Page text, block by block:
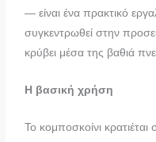
— είναι ένα πρακτικό
συγκεντρωθεί στην
κρύβει μέσα της βαθιά
Η βασική χρήση
Το κομποσκοίνι